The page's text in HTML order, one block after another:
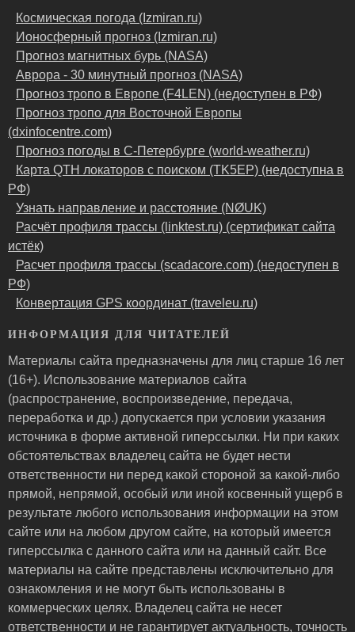
Космическая погода (Izmiran.ru)
Ионосферный прогноз (Izmiran.ru)
Прогноз магнитных бурь (NASA)
Аврора - 30 минутный прогноз (NASA)
Прогноз тропо в Европе (F4LEN) (недоступен в РФ)
Прогноз тропо для Восточной Европы
(dxinfocentre.com)
Прогноз погоды в С-Петербурге (world-weather.ru)
Карта QTH локаторов с поиском (TK5EP) (недоступна в
РФ)
Узнать направление и расстояние (NØUK)
Расчёт профиля трассы (linktest.ru) (сертификат сайта
истёк)
Расчет профиля трассы (scadacore.com) (недоступен в
РФ)
Конвертация GPS координат (traveleu.ru)
ИНФОРМАЦИЯ ДЛЯ ЧИТАТЕЛЕЙ
Материалы сайта предназначены для лиц старше 16 лет
(16+). Использование материалов сайта
(распространение, воспроизведение, передача,
переработка и др.) допускается при условии указания
источника в форме активной гиперссылки. Ни при каких
обстоятельствах владелец сайта не будет нести
ответственности ни перед какой стороной за какой-либо
прямой, непрямой, особый или иной косвенный ущерб в
результате любого использования информации на этом
сайте или на любом другом сайте, на который имеется
гиперссылка с данного сайта или на данный сайт. Все
материалы на сайте представлены исключительно для
ознакомления и не могут быть использованы в
коммерческих целях. Владелец сайта не несет
ответственности и не гарантирует актуальность, точность